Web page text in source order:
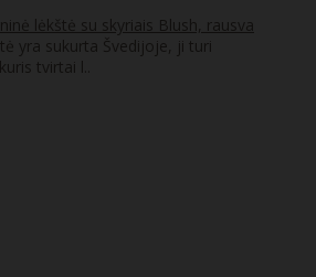
lėkštė su skyriais Blush, rausva
yra sukurta Švedijoje, ji turi
tvirtai l..